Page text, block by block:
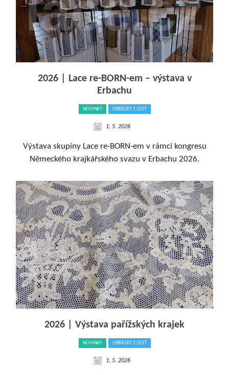
2026 | Lace re-BORN-em – výstava v
Erbachu
NOVINKY OBRÁZKY Z CEST
1. 5. 2026
Výstava skupiny Lace re-BORN-em v rámci kongresu
Německého krajkářského svazu v Erbachu 2026.
2026 | Výstava pařížských krajek
NOVINKY OBRÁZKY Z CEST
1. 5. 2026